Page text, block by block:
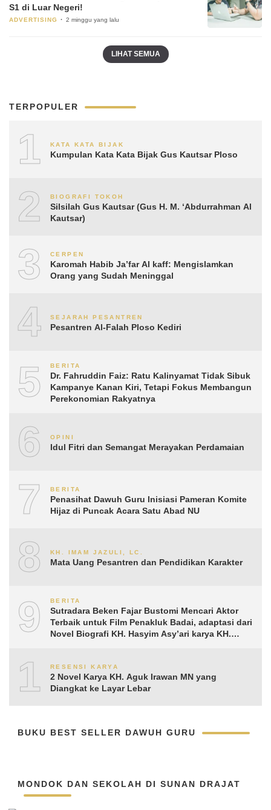
S1 di Luar Negeri!
ADVERTISING 2 minggu yang lalu
LIHAT SEMUA
TERPOPULER
1 KATA KATA BIJAK
Kumpulan Kata Kata Bijak Gus Kautsar Ploso
2 BIOGRAFI TOKOH
Silsilah Gus Kautsar (Gus H. M. ‘Abdurrahman Al
Kautsar)
3 CERPEN
Karomah Habib Ja’far Al kaff: Mengislamkan
Orang yang Sudah Meninggal
4 SEJARAH PESANTREN
Pesantren Al-Falah Ploso Kediri
5 BERITA
Dr. Fahruddin Faiz: Ratu Kalinyamat Tidak Sibuk
Kampanye Kanan Kiri, Tetapi Fokus Membangun
Perekonomian Rakyatnya
6 OPINI
Idul Fitri dan Semangat Merayakan Perdamaian
7 BERITA
Penasihat Dawuh Guru Inisiasi Pameran Komite
Hijaz di Puncak Acara Satu Abad NU
8 KH. IMAM JAZULI, LC.
Mata Uang Pesantren dan Pendidikan Karakter
9 BERITA
Sutradara Beken Fajar Bustomi Mencari Aktor
Terbaik untuk Film Penakluk Badai, adaptasi dari
Novel Biografi KH. Hasyim Asy’ari karya KH.
10RESENSI KARYA
2 Novel Karya KH. Aguk Irawan MN yang
Diangkat ke Layar Lebar
BUKU BEST SELLER DAWUH GURU
MONDOK DAN SEKOLAH DI SUNAN DRAJAT